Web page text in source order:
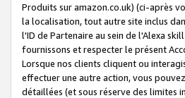
Produits sur amazon.co.uk) (ci-après
la localisation, tout autre site inclus
l'ID de Partenaire au sein de l'Alexa
fournissons et respecter le présent
Lorsque nos clients cliquent ou
effectuer une autre action, vous
détaillées (et sous réserve des limites